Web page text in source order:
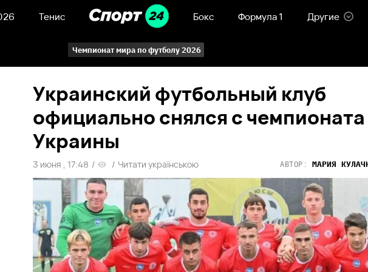
Тенис Бокс Формула 1 Другие
Чемпионат мира по футболу 2026
Украинский футбольный клуб
официально снялся с чемпионата
Украины
3 июня , 17:48 / / Читати українською АВТОР: МАРИЯ